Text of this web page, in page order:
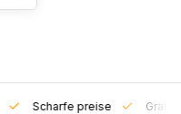
Scharfe preise Gratis